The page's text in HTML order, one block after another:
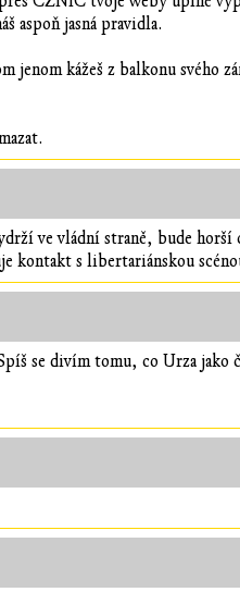
aspoň jasná pravidla.
jenom kážeš z balkonu svého
ve vládní straně, bude
kontakt s libertariánskou
se divím tomu, co Urza jako